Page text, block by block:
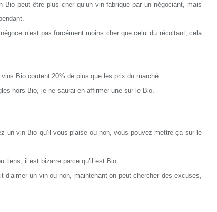
Bio peut être plus cher qu’un vin fabriqué par un négociant, mais
n’est pas forcément moins cher que celui du récoltant, cela
Bio coutent 20% de plus que les prix du marché.
hors Bio, je ne saurai en affirmer une sur le Bio.
un vin Bio qu’il vous plaise ou non, vous pouvez mettre ça sur le
tiens, il est bizarre parce qu’il est Bio…
d’aimer un vin ou non, maintenant on peut chercher des excuses,